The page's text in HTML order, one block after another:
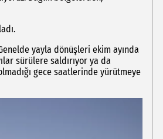
yayla dönüşleri ekim ayında
sürülere saldırıyor ya da
gece saatlerinde yürütmeye